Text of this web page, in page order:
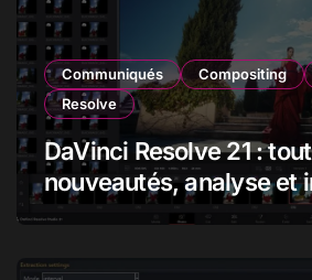
Communiqués Compositing
Resolve
DaVinci Resolve 21 :
nouveautés, analyse et
les monteurs,